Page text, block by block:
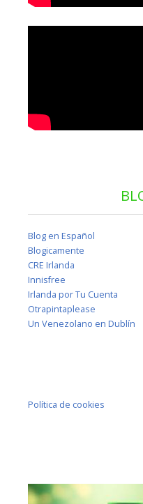
Blog en Español
Blogicamente
CRE Irlanda
Innisfree
Irlanda por Tu Cuenta
Otrapintaplease
Un Venezolano en Dublín
Política de cookies